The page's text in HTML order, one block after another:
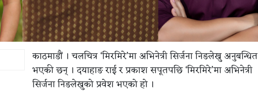
काठमाडौं । चलचित्र ‘मिरमिरे’मा अभिनेत्री सिर्जना निङलेखु अनुबन्धित
भएकी छन् । दयाहाङ राई र प्रकाश सपूतपछि ‘मिरमिरे’मा अभिनेत्री
सिर्जना निङलेखुको प्रवेश भएको हो ।